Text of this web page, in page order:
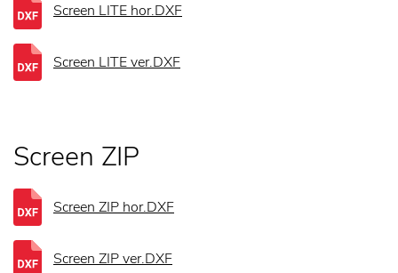
Screen LITE hor.DXF
Screen LITE ver.DXF
Screen ZIP
Screen ZIP hor.DXF
Screen ZIP ver.DXF